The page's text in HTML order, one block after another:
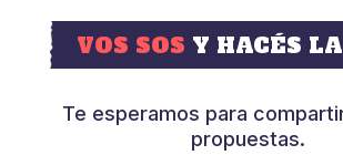
VOS SOS Y HACÉS
Te esperamos para
propuestas.